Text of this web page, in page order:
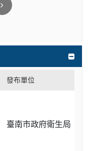
發布單位
臺南市政府衛生局